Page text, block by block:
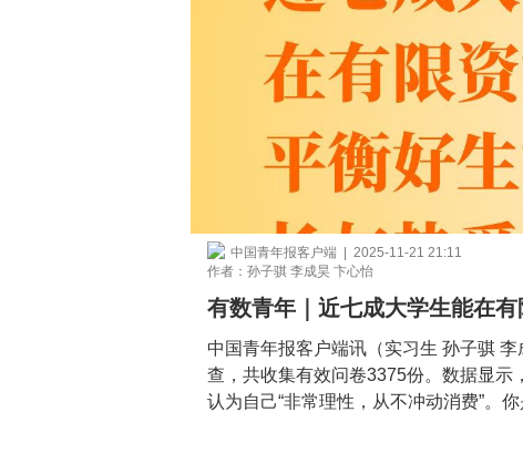
中国青年报客户端 | 2025-11-21 21:11
作者：孙子骐 李成昊 卞心怡
有数青年｜近七成大学生能在
中国青年报客户端讯（实习生 孙子骐
查，共收集有效问卷3375份。数据显示
认为自己“非常理性，从不冲动消费”。